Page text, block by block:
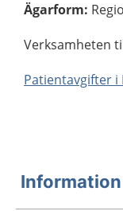
Ägarform:
Verksamheten
Patientavgifter i